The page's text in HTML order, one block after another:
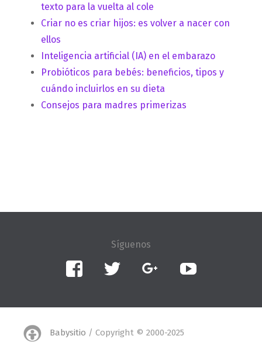
texto para la vuelta al cole
Criar no es criar hijos: es volver a nacer con
ellos
Inteligencia artificial (IA) en el embarazo
Probióticos para bebés: beneficios, tipos y
cuándo incluirlos en su dieta
Consejos para madres primerizas
Facebook Twitter Google+
Babysitio / Copyright © 2000-2025